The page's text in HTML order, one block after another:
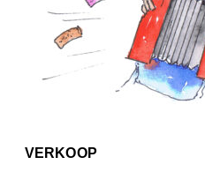
VERKOOP